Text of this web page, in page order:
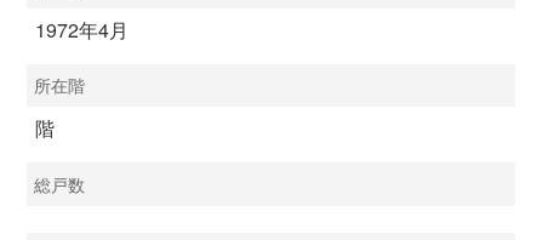
1972年4月
所在階
階
総戸数